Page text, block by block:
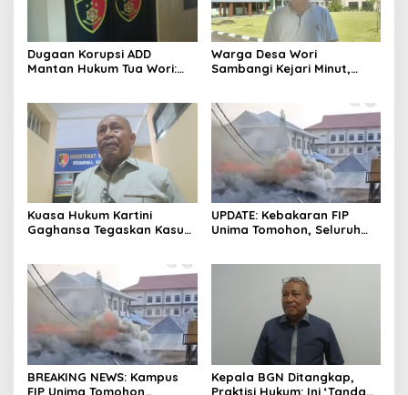
Dugaan Korupsi ADD
Mantan Hukum Tua Wori:
Warga Desa Wori
Sambangi Kejari Minut,
Dana Desa
Kuasa Hukum Kartini
Gaghansa Tegaskan Kasus
UPDATE: Kebakaran FIP
Unima Tomohon, Seluruh
BREAKING NEWS: Kampus
FIP Unima Tomohon
Kepala BGN Ditangkap,
Praktisi Hukum: Ini ‘Tanda